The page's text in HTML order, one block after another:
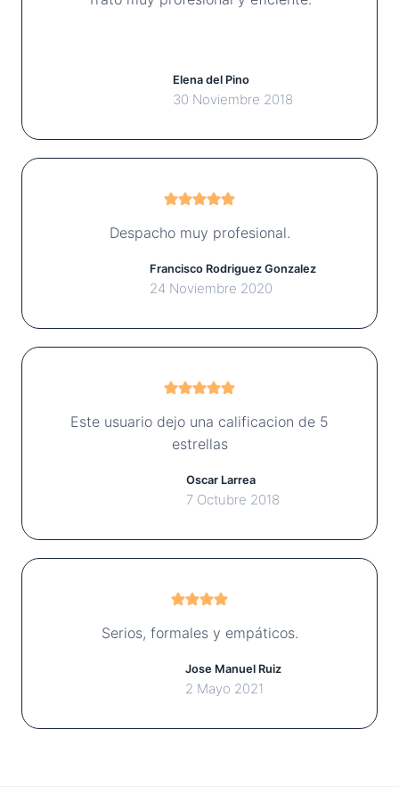
Elena del Pino
30 Noviembre 2018
Despacho muy profesional.
Francisco Rodriguez Gonzalez
24 Noviembre 2020
Este usuario dejo una calificacion de 5
estrellas
Oscar Larrea
7 Octubre 2018
Serios, formales y empáticos.
Jose Manuel Ruiz
2 Mayo 2021